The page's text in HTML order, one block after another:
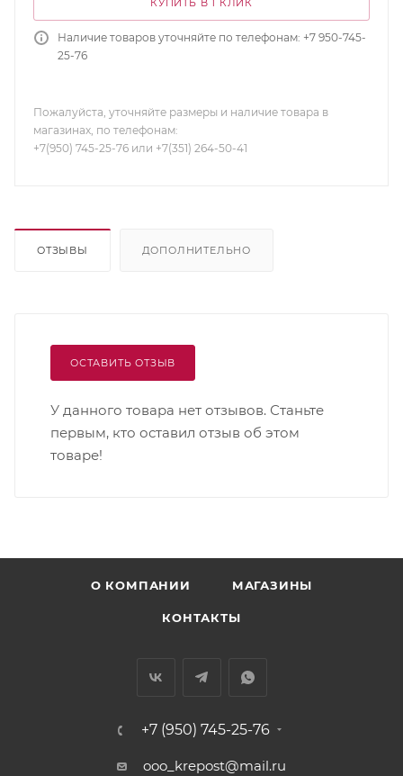
КУПИТЬ В 1 КЛИК
Наличие товаров уточняйте по телефонам: +7 950-745-
25-76
Пожалуйста, уточняйте размеры и наличие товара в
магазинах, по телефонам:
+7(950) 745-25-76 или +7(351) 264-50-41
ОТЗЫВЫ ДОПОЛНИТЕЛЬНО
ОСТАВИТЬ ОТЗЫВ
У данного товара нет отзывов. Станьте
первым, кто оставил отзыв об этом
товаре!
О КОМПАНИИ МАГАЗИНЫ
КОНТАКТЫ
+7 (950) 745-25-76
ooo_krepost@mail.ru